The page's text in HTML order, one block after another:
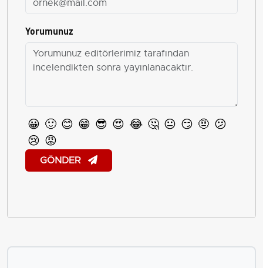
Yorumunuz
😀 🙂 😊 😁 😎 😍 😂 🤔 😐 😏 🤨 😕
😢 😡
GÖNDER